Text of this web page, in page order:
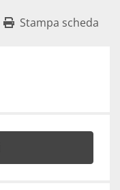
Stampa scheda